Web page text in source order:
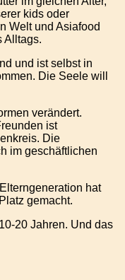
kids oder
Welt und Asiafood
Alltags.
und ist selbst in
Die Seele will
verändert.
ist
Die
im geschäftlichen
hat
gemacht.
20 Jahren. Und das